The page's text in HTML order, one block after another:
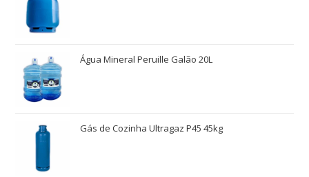
Água Mineral Peruille Galão 20L
Gás de Cozinha Ultragaz P45 45kg